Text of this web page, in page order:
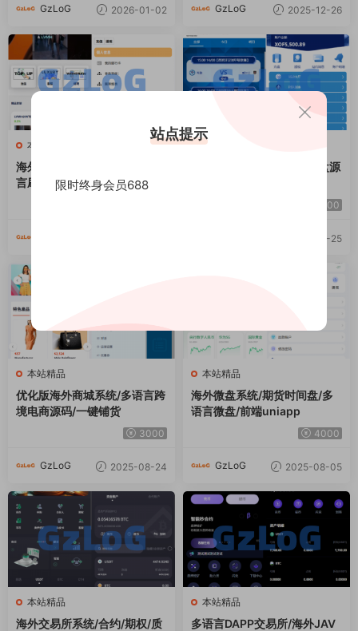
GzLoG 2026-01-02 GzLoG 2025-12-26
本站精品
海外奢饰品刷单抢单系统/多语
言刷单/打针/重置订单
本站精品
海外反波胆系统/多语言球盘源
4000
2025-08-25
本站精品
优化版海外商城系统/多语言跨
境电商源码/一键铺货
3000
GzLoG 2025-08-24
本站精品
海外微盘系统/期货时间盘/多
语言微盘/前端uniapp
4000
GzLoG 2025-08-05
本站精品
海外交易所系统/合约/期权/质
本站精品
多语言DAPP交易所/海外JAV
站点提示
限时终身会员688